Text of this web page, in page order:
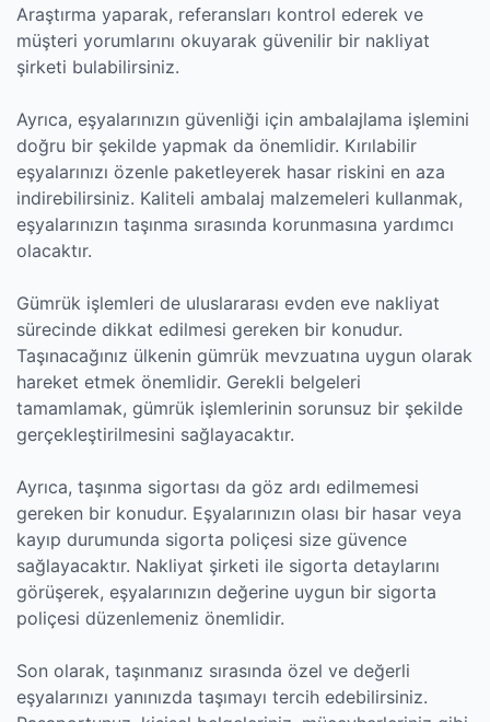
Araştırma yaparak, referansları kontrol ederek ve
müşteri yorumlarını okuyarak güvenilir bir nakliyat
şirketi bulabilirsiniz.
Ayrıca, eşyalarınızın güvenliği için ambalajlama işlemini
doğru bir şekilde yapmak da önemlidir. Kırılabilir
eşyalarınızı özenle paketleyerek hasar riskini en aza
indirebilirsiniz. Kaliteli ambalaj malzemeleri kullanmak,
eşyalarınızın taşınma sırasında korunmasına yardımcı
olacaktır.
Gümrük işlemleri de uluslararası evden eve nakliyat
sürecinde dikkat edilmesi gereken bir konudur.
Taşınacağınız ülkenin gümrük mevzuatına uygun olarak
hareket etmek önemlidir. Gerekli belgeleri
tamamlamak, gümrük işlemlerinin sorunsuz bir şekilde
gerçekleştirilmesini sağlayacaktır.
Ayrıca, taşınma sigortası da göz ardı edilmemesi
gereken bir konudur. Eşyalarınızın olası bir hasar veya
kayıp durumunda sigorta poliçesi size güvence
sağlayacaktır. Nakliyat şirketi ile sigorta detaylarını
görüşerek, eşyalarınızın değerine uygun bir sigorta
poliçesi düzenlemeniz önemlidir.
Son olarak, taşınmanız sırasında özel ve değerli
eşyalarınızı yanınızda taşımayı tercih edebilirsiniz.